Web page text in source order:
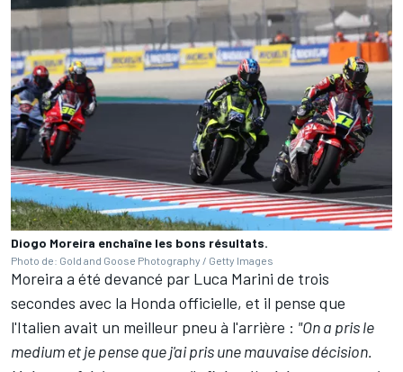
Diogo Moreira enchaîne les bons résultats.
Photo de: Gold and Goose Photography / Getty Images
Moreira a été devancé par Luca Marini de trois
secondes avec la Honda officielle, et il pense que
l'Italien avait un meilleur pneu à l'arrière : "On a pris le
medium et je pense que j'ai pris une mauvaise décision.